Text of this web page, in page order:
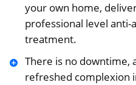
your own home,
professional level
treatment.
There is no downtime,
refreshed complexion